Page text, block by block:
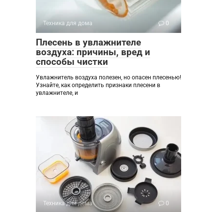
Техника для дома 0
Плесень в увлажнителе
воздуха: причины, вред и
способы чистки
Увлажнитель воздуха полезен, но опасен плесенью!
Узнайте, как определить признаки плесени в
увлажнителе, и
Техника для дома 0